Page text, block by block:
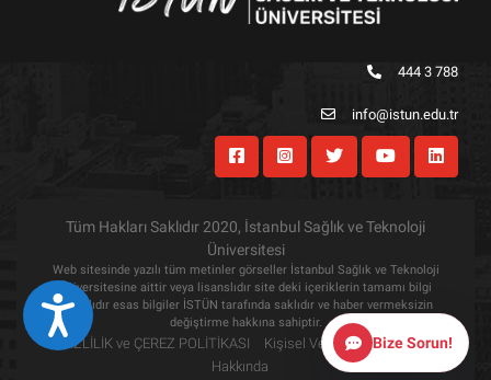
Eri&#351;ilebilirlik
Bize Sorun!
444 3 788
info@istun.edu.tr
Tüm Hakları Saklıdır 2020, İstanbul Sağlık ve Teknoloji
Üniversitesi
Web sitesinde yazılı tüm metinler görseller İstanbul Sağlık ve Teknoloji
Üniversitesine aittir veya lisanslıdır site deki içeriklerin tamamı bilgi
amaçlıdır esas bilgiler İSTÜN tarafında saklıdır ve haber vermeksizin
değiştirme hakkına sahiptir.
GİZLİLİK ve ÇEREZ POLİTİKASI
Kişisel Verilerin Korunması
Hakkında